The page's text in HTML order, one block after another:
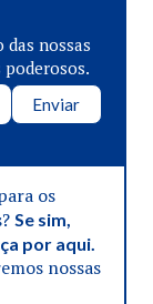
nossas
Enviar
os
Se sim,
por aqui.
nossas